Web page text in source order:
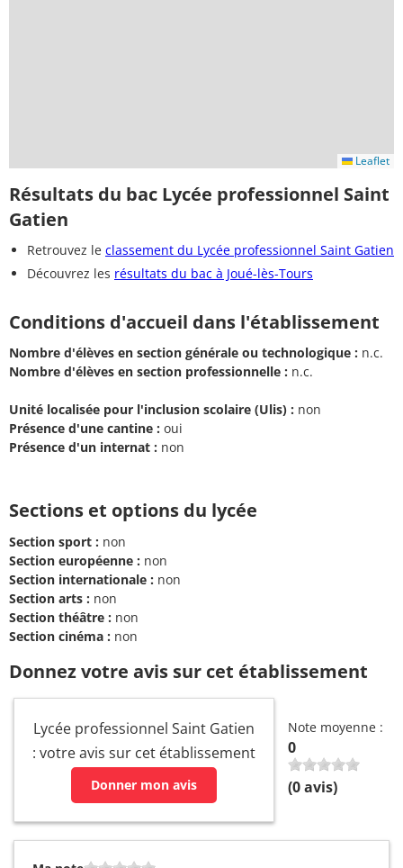
Leaflet
Résultats du bac Lycée professionnel Saint
Gatien
Retrouvez le classement du Lycée professionnel Saint Gatien
Découvrez les résultats du bac à Joué-lès-Tours
Conditions d'accueil dans l'établissement
Nombre d'élèves en section générale ou technologique : n.c.
Nombre d'élèves en section professionnelle : n.c.
Unité localisée pour l'inclusion scolaire (Ulis) : non
Présence d'une cantine : oui
Présence d'un internat : non
Sections et options du lycée
Section sport : non
Section européenne : non
Section internationale : non
Section arts : non
Section théâtre : non
Section cinéma : non
Donnez votre avis sur cet établissement
Lycée professionnel Saint Gatien
: votre avis sur cet établissement
Donner mon avis
Note moyenne :
0
(0avis)